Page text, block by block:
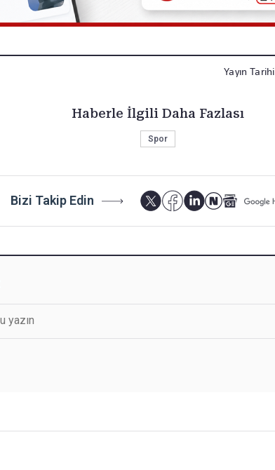
Yayın Tarihi
Haberle İlgili Daha Fazlası
Spor
Bizi Takip Edin